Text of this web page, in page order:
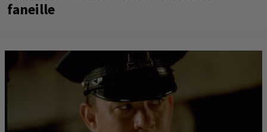
faneille